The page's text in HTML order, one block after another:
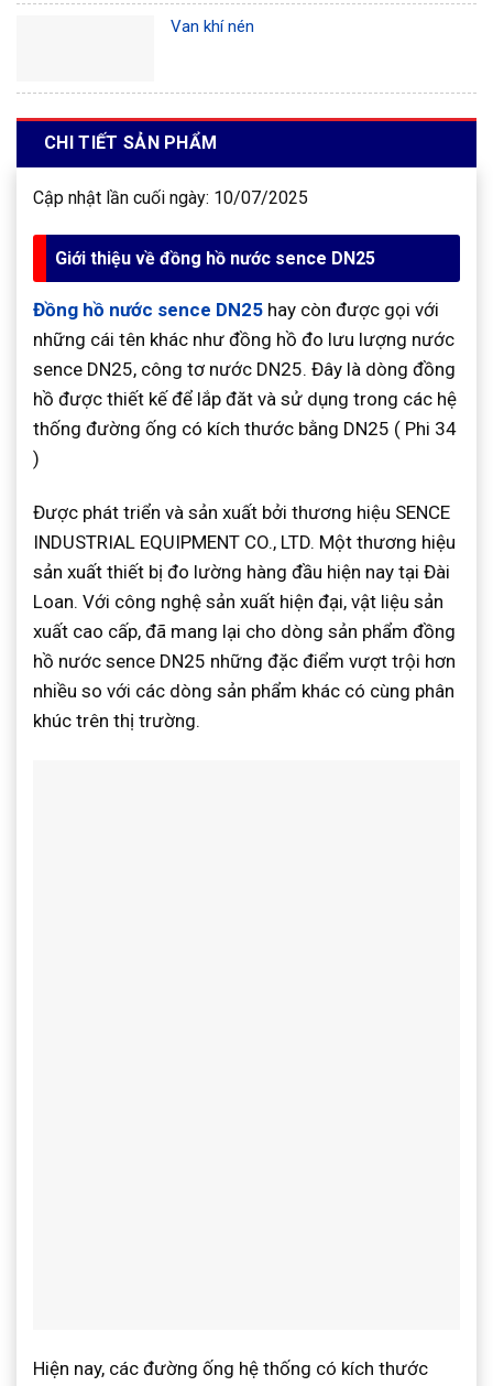
Van khí nén
CHI TIẾT SẢN PHẨM
Cập nhật lần cuối ngày: 10/07/2025
Giới thiệu về đồng hồ nước sence DN25
Đồng hồ nước sence DN25 hay còn được gọi với
những cái tên khác như đồng hồ đo lưu lượng nước
sence DN25, công tơ nước DN25. Đây là dòng đồng
hồ được thiết kế để lắp đăt và sử dụng trong các hệ
thống đường ống có kích thước bằng DN25 ( Phi 34
)
Được phát triển và sản xuất bởi thương hiệu SENCE
INDUSTRIAL EQUIPMENT CO., LTD. Một thương hiệu
sản xuất thiết bị đo lường hàng đầu hiện nay tại Đài
Loan. Với công nghệ sản xuất hiện đại, vật liệu sản
xuất cao cấp, đã mang lại cho dòng sản phẩm đồng
hồ nước sence DN25 những đặc điểm vượt trội hơn
nhiều so với các dòng sản phẩm khác có cùng phân
khúc trên thị trường.
Hiện nay, các đường ống hệ thống có kích thước